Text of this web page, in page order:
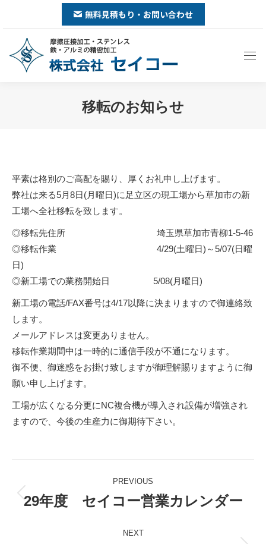
無料見積もり・お問い合わせ
移転のお知らせ
平素は格別のご高配を賜り、厚くお礼申し上げます。
弊社は来る5月8日(月曜日)に足立区の現工場から草加市の新
工場へ全社移転を致します。
◎移転先住所 埼玉県草加市青柳1-5-46
◎移転作業 4/29(土曜日)～5/07(日曜
日)
◎新工場での業務開始日 5/08(月曜日)
新工場の電話/FAX番号は4/17以降に決まりますので御連絡致
します。
メールアドレスは変更ありません。
移転作業期間中は一時的に通信手段が不通になります。
御不便、御迷惑をお掛け致しますが御理解賜りますように御
願い申し上げます。
工場が広くなる分更にNC複合機が導入され設備が増強され
ますので、今後の生産力に御期待下さい。
navigation
PREVIOUS
Previous
29年度 セイコー営業カレンダー
NEXT